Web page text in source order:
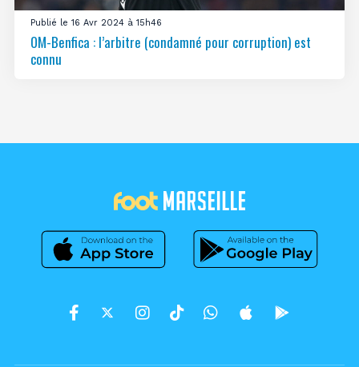
Publié le 16 Avr 2024 à 15h46
OM-Benfica : l’arbitre (condamné pour corruption) est
connu